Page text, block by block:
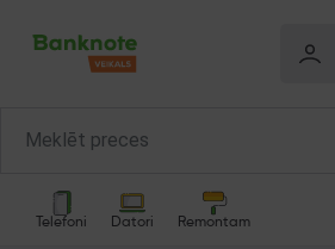
Telefoni Datori Remontam